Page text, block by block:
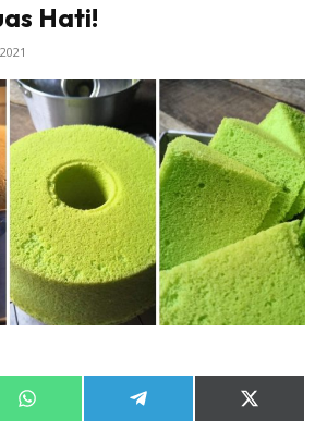
Hati!
Share
on
Share
on
Share
on